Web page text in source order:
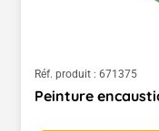
Réf. produit : 671375
Peinture